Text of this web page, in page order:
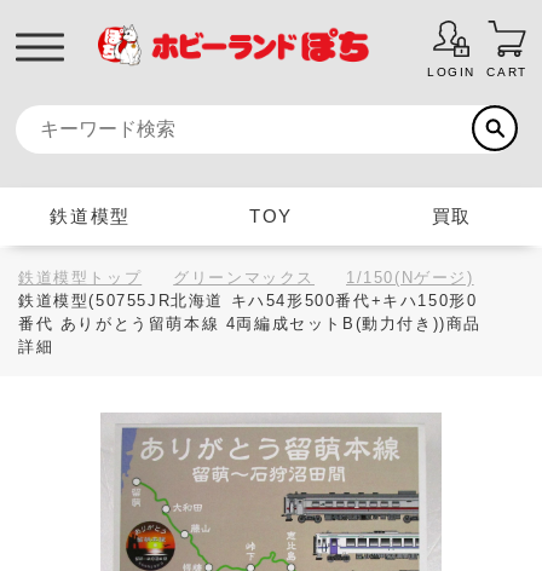
LOGIN CART
鉄道模型 TOY 買取
鉄道模型トップ グリーンマックス
1/150(Nゲージ)
鉄道模型(50755JR北海道 キハ54形500番代+キハ150形0
番代 ありがとう留萌本線 4両編成セットB(動力付き))商品
詳細